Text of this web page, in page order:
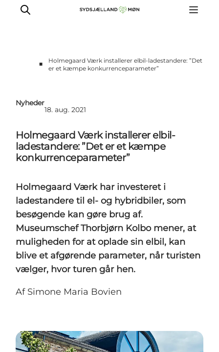
Presse
Projekter
Nyhedsbrev
■
Holmegaard Værk installerer elbil-ladestandere: ”Det
er et kæmpe konkurrenceparameter”
Nyheder
18. aug. 2021
Holmegaard Værk installerer elbil-
ladestandere: ”Det er et kæmpe
konkurrenceparameter”
Holmegaard Værk har investeret i
ladestandere til el- og hybridbiler, som
besøgende kan gøre brug af.
Museumschef Thorbjørn Kolbo mener, at
muligheden for at oplade sin elbil, kan
blive et afgørende parameter, når turisten
vælger, hvor turen går hen.
Af Simone Maria Bovien